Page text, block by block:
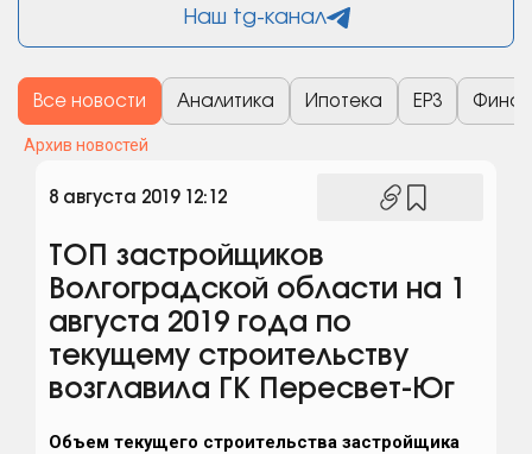
Наш tg-канал
Все новости Аналитика Ипотека ЕРЗ
Архив новостей
8 августа 2019 12:12
ТОП застройщиков
Волгоградской области на 1
августа 2019 года по
текущему строительству
возглавила ГК Пересвет-Юг
Объем текущего строительства застройщика